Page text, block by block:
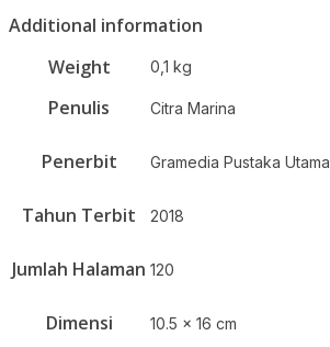
Additional information
Weight
0,1 kg
Penulis Citra Marina
Penerbit Gramedia Pustaka Utama
Tahun Terbit 2018
Jumlah Halaman 120
Dimensi 10.5 x 16 cm